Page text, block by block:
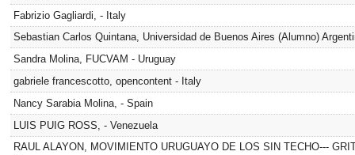
Fabrizio Gagliardi, - Italy
Sebastian Carlos Quintana, Universidad de Buenos Aires (Alumno)
Sandra Molina, FUCVAM - Uruguay
gabriele francescotto, opencontent - Italy
Nancy Sarabia Molina, - Spain
LUIS PUIG ROSS, - Venezuela
RAUL ALAYON, MOVIMIENTO URUGUAYO DE LOS SIN TECHO---